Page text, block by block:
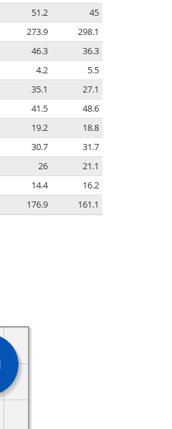
51.2
45
273.9
298.1
46.3
36.3
4.2
5.5
35.1
27.1
41.5
48.6
19.2
18.8
30.7
31.7
26
21.1
14.4
16.2
176.9 161.1